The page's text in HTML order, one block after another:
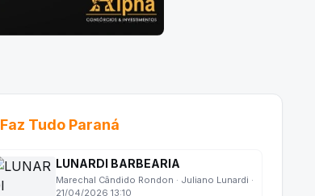
Faz Tudo Paraná
LUNARDI BARBEARIA
Marechal Cândido Rondon · Juliano Lunardi ·
21/04/2026 13:10